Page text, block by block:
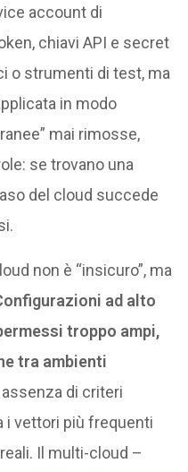
account di
chiavi API e secret
o strumenti di test, ma
in modo
mai rimosse,
se trovano una
del cloud succede
non è “insicuro”, ma
ad alto
troppo ampi,
tra ambienti
di criteri
i vettori più frequenti
Il multi-cloud –